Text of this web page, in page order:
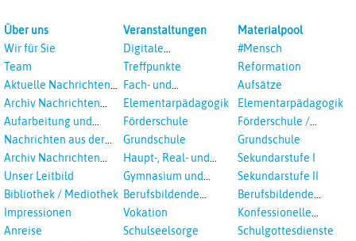
Über uns
Wir für Sie
Team
Aktuelle Nachrichten
aus dem RPI
Archiv Nachrichten
aus dem RPI ab 2018
Aufarbeitung und
Prävention
Landeskirche und EKD
Nachrichten aus der
Landeskirche
Archiv Nachrichten
aus der Landeskirche
Unser Leitbild
Bibliothek / Mediothek
Impressionen
Anreise
Veranstaltungen
Digitale
Veranstaltungen
Treffpunkte
Fach- und
Studientagungen
Elementarpädagogik
Förderschule
Grundschule
Haupt-, Real- und
Oberschule
Gymnasium und
Gesamtschule
Berufsbildende
Schulen
Vokation
Schulseelsorge
Materialpool
#Mensch
Reformation
Aufsätze
Elementarpädagogik
Förderschule /
Inklusion
Grundschule
Sekundarstufe I
Sekundarstufe II
Berufsbildende
Schulen
Konfessionelle
Kooperation
Schulgottesdienste